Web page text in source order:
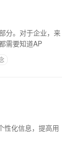
分。对于企业，来
需要知道AP